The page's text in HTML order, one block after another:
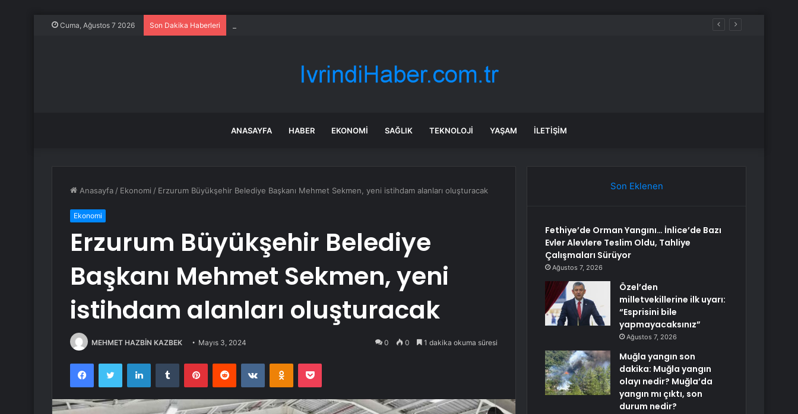
Cuma, Ağustos 7 2026 Son Dakika Haberleri
ANASAYFA HABER EKONOMI SAĞLIK TEKNOLOJI YAŞAM İLETIŞIM
Anasayfa / Ekonomi / Erzurum Büyükşehir Belediye Başkanı Mehmet Sekmen, yeni istihdam alanları oluşturacak
Ekonomi
Erzurum Büyükşehir Belediye
Başkanı Mehmet Sekmen, yeni
istihdam alanları oluşturacak
MEHMET HAZBİN KAZBEK Mayıs 3, 2024 0 0 1 dakika okuma süresi
FacebookTwitter LinkedInTumblr PinterestReddit VKontakteOdnoklassniki
Pocket
Son Eklenen
Fethiye’de Orman Yangını… İnlice’de Bazı
Evler Alevlere Teslim Oldu, Tahliye
Çalışmaları Sürüyor
Ağustos 7, 2026
Özel’den
milletvekillerine ilk uyarı:
“Esprisini bile
yapmayacaksınız”
Ağustos 7, 2026
Muğla yangın son
dakika: Muğla yangın
olayı nedir? Muğla’da
yangın mı çıktı, son
durum nedir?